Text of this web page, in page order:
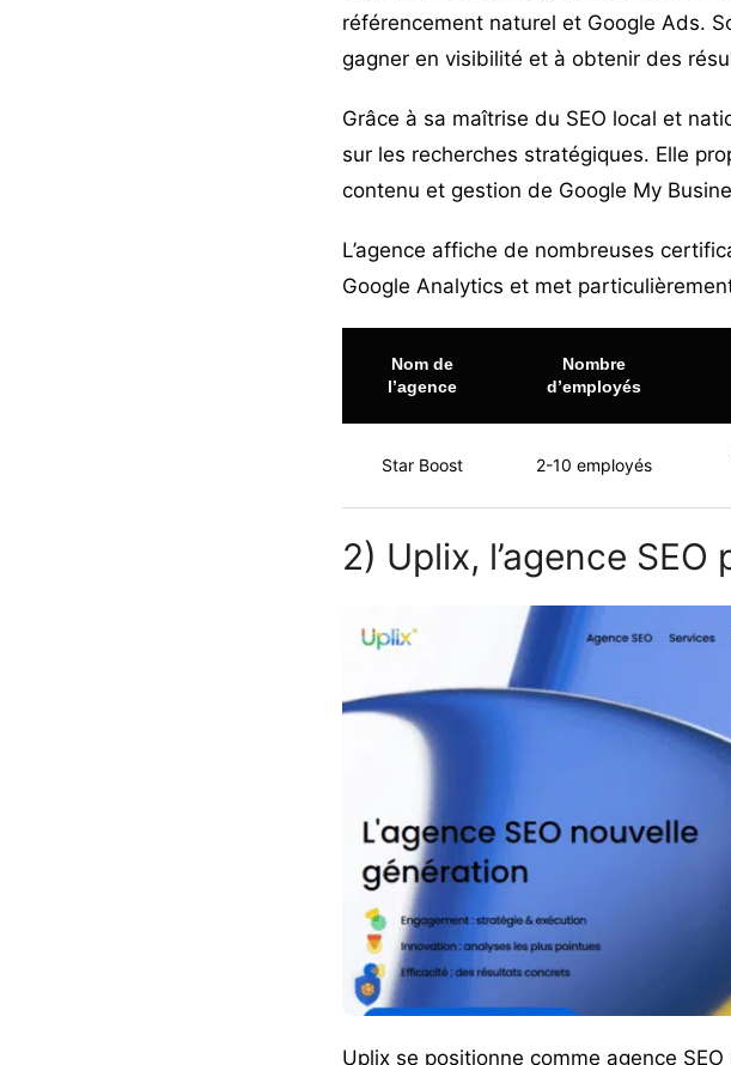
référencement naturel et Google Ads.
gagner en visibilité et à obtenir des
Grâce à sa maîtrise du SEO local et
sur les recherches stratégiques. Elle
contenu et gestion de Google My
L’agence affiche de nombreuses
Google Analytics et met
Nom de
l’agence
Nombre
d’employés
Star Boost 2-10 employés
2) Uplix, l’agence
Uplix se positionne comme agence